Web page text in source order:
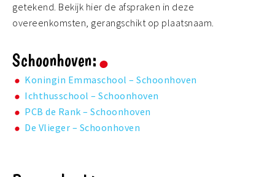
getekend. Bekijk hier de afspraken in deze
overeenkomsten, gerangschikt op plaatsnaam.
Schoonhoven:
Koningin Emmaschool – Schoonhoven
Ichthusschool – Schoonhoven
PCB de Rank – Schoonhoven
De Vlieger – Schoonhoven